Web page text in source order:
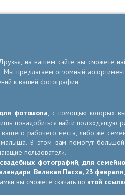
на нашем сайте вы сможете
Мы предлагаем огромный ассортимент
к вашей фотографии.
фотошопа, с помощью которых
понадобиться найти подходящую
рабочего места, либо же
малыша. В этом вам помогут
пользователи.
фотографий, для
, Великая Пасха, 23 февраля,
вы сможете скачать по этой